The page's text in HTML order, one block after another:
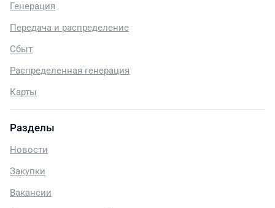
Генерация
Передача и распределение
Сбыт
Распределенная генерация
Карты
Разделы
Новости
Закупки
Вакансии